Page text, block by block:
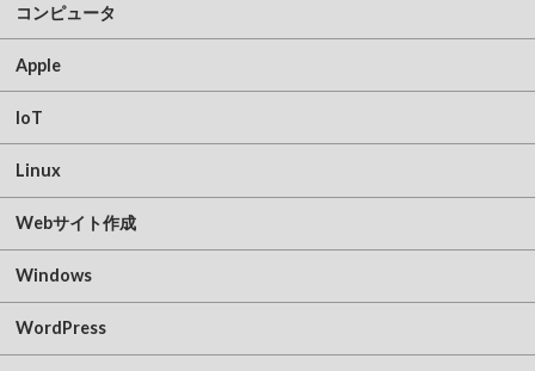
コンピュータ
Apple
IoT
Linux
Webサイト作成
Windows
WordPress